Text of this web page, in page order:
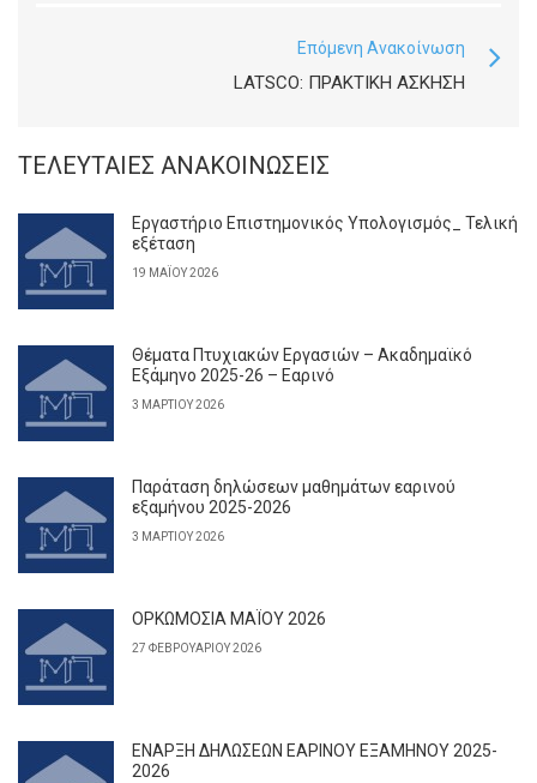
Επόμενη Ανακοίνωση
LATSCO: ΠΡΑΚΤΙΚΉ ΆΣΚΗΣΗ
ΤΕΛΕΥΤΑΊΕΣ ΑΝΑΚΟΙΝΏΣΕΙΣ
Εργαστήριο Επιστημονικός Υπολογισμός_ Τελική
εξέταση
19 ΜΑΪ́ΟΥ 2026
Θέματα Πτυχιακών Εργασιών – Ακαδημαϊκό
Εξάμηνο 2025-26 – Εαρινό
3 ΜΑΡΤΊΟΥ 2026
Παράταση δηλώσεων μαθημάτων εαρινού
εξαμήνου 2025-2026
3 ΜΑΡΤΊΟΥ 2026
ΟΡΚΩΜΟΣΙΑ ΜΑΪΟΥ 2026
27 ΦΕΒΡΟΥΑΡΊΟΥ 2026
ΕΝΑΡΞΗ ΔΗΛΩΣΕΩΝ ΕΑΡΙΝΟΥ ΕΞΑΜΗΝΟΥ 2025-
2026